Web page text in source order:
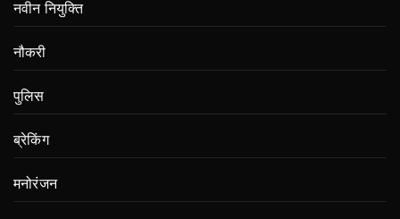
नवीन नियुक्ति
नौकरी
पुलिस
ब्रेकिंग
मनोरंजन